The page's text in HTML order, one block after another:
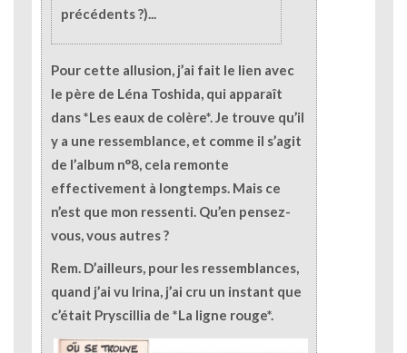
précédents ?)...
Pour cette allusion, j’ai fait le lien avec
le père de Léna Toshida, qui apparaît
dans *Les eaux de colère*. Je trouve qu’il
y a une ressemblance, et comme il s’agit
de l’album n°8, cela remonte
effectivement à longtemps. Mais ce
n’est que mon ressenti. Qu’en pensez-
vous, vous autres ?
Rem. D’ailleurs, pour les ressemblances,
quand j’ai vu Irina, j’ai cru un instant que
c’était Pryscillia de *La ligne rouge*.